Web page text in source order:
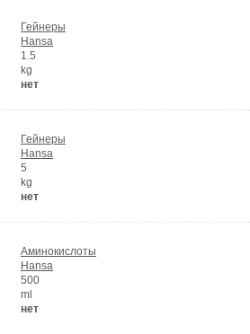
Гейнеры
Hansa
1.5
kg
нет
Гейнеры
Hansa
5
kg
нет
Аминокислоты
Hansa
500
ml
нет